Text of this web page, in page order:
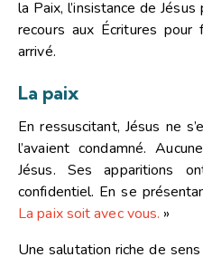
la Paix, l’insistance de
recours aux Écritures
arrivé.
La paix
En ressuscitant, Jésus ne
l’avaient condamné.
Jésus. Ses apparitions
confidentiel. En se
La paix soit avec vous. »
Une salutation riche de